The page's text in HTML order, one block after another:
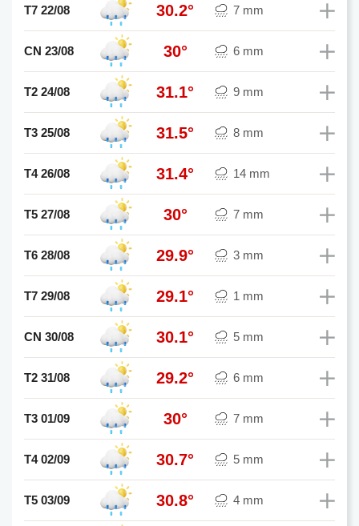
T7 22/08 30.2° 7 mm
CN 23/08 30° 6 mm
T2 24/08 31.1° 9 mm
T3 25/08 31.5° 8 mm
T4 26/08 31.4° 14 mm
T5 27/08 30° 7 mm
T6 28/08 29.9° 3 mm
T7 29/08 29.1° 1 mm
CN 30/08 30.1° 5 mm
T2 31/08 29.2° 6 mm
T3 01/09 30° 7 mm
T4 02/09 30.7° 5 mm
T5 03/09 30.8° 4 mm